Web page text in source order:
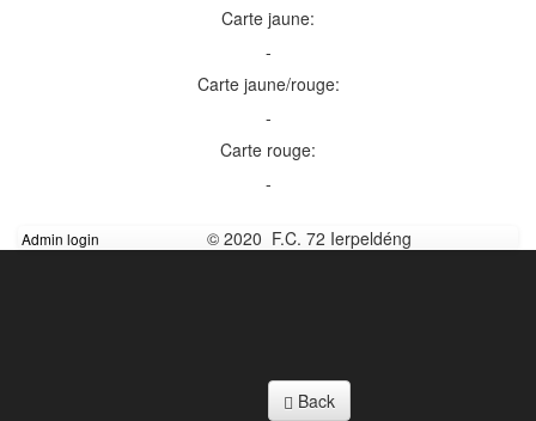
Carte jaune:
-
Carte jaune/rouge:
-
Carte rouge:
-
Back
Admin login © 2020 F.C. 72 Ierpeldéng